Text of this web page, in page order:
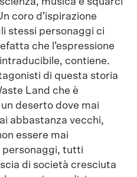
coro d’ispirazione
stessi personaggi ci
che l’espressione
contiene.
di questa storia
Land che è
deserto dove mai
abbastanza vecchi,
essere mai
personaggi, tutti
di società cresciuta